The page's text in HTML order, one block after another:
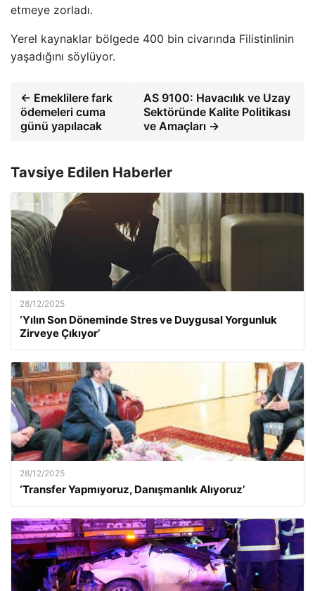
etmeye zorladı.
Yerel kaynaklar bölgede 400 bin civarında Filistinlinin
yaşadığını söylüyor.
← Emeklilere fark
ödemeleri cuma
günü yapılacak
AS 9100: Havacılık ve Uzay
Sektöründe Kalite Politikası
ve Amaçları →
Tavsiye Edilen Haberler
28/12/2025
‘Yılın Son Döneminde Stres ve Duygusal Yorgunluk
Zirveye Çıkıyor’
28/12/2025
‘Transfer Yapmıyoruz, Danışmanlık Alıyoruz’